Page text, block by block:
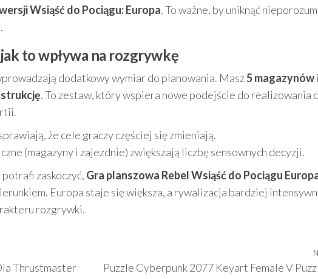
Wsiąść do Pociągu: Europa. To ważne, by uniknąć
to wpływa na rozgrywkę
dodatkowy wymiar do planowania. Masz5 magazynówi
. To zestaw, który wspiera nowe podejście do realizowania
że cele graczy częściej się zmieniają.
(magazyny i zajezdnie) zwiększają liczbę sensownych decyzji.
potrafi zaskoczyć, Gra planszowa Rebel Wsiąść do Pociągu
Europa staje się większa, a rywalizacja bardziej
rozgrywki.
Thrustmaster
Puzzle Cyberpunk 2077 Keyart Female V